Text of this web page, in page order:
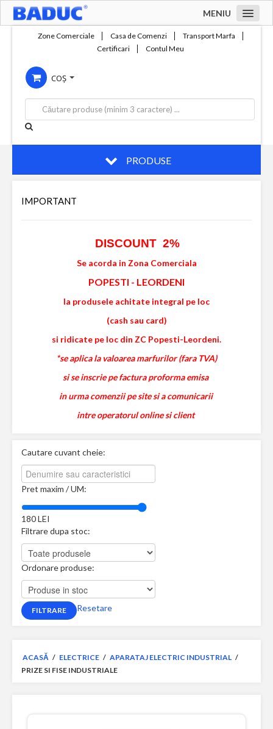
MENIU
Compania
Servicii
Productie
Contact
Zone Comerciale Casa de Comenzi
Transport Marfa
Certificari
Contul Meu
COȘ
PRODUSE
IMPORTANT
DISCOUNT 2%
Se acorda in Zona Comerciala
POPESTI - LEORDENI
la produsele achitate integral pe loc
(cash sau card)
si ridicate pe loc din ZC Popesti-Leordeni.
*se aplica la valoarea marfurilor (fara TVA)
si se inscrie pe factura proforma emisa
in urma comenzii pe site si a comunicarii
intre operatorul online si client
Cautare cuvant cheie:
Pret maxim / UM:
180LEI
Filtrare dupa stoc:
Ordonare produse:
Resetare
ACASĂ / ELECTRICE / APARATAJ ELECTRIC INDUSTRIAL /
PRIZE SI FISE INDUSTRIALE